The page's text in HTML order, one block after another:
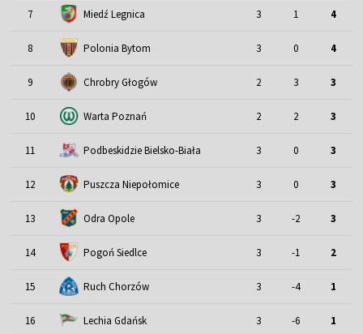
7 Miedź Legnica 3 1 4
8 Polonia Bytom 3 0 4
9 Chrobry Głogów 2 3 3
10 Warta Poznań 2 2 3
11 Podbeskidzie Bielsko-Biała 3 0 3
12 Puszcza Niepołomice 3 0 3
13 Odra Opole 3 -2 3
14 Pogoń Siedlce 3 -1 2
15 Ruch Chorzów 3 -4 1
16 Lechia Gdańsk 3 -6 1